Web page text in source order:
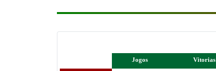
Jogos Vitorias